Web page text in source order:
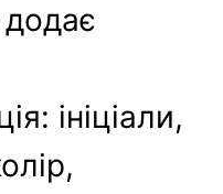
ініціали,